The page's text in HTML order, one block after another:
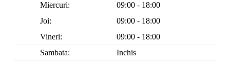
Miercuri:
09:00 - 18:00
Joi:
09:00 - 18:00
Vineri:
09:00 - 18:00
Sambata:
Inchis